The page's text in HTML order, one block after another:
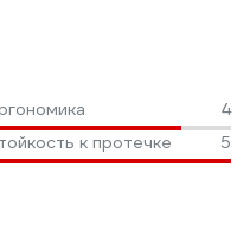
4
к протечке
5